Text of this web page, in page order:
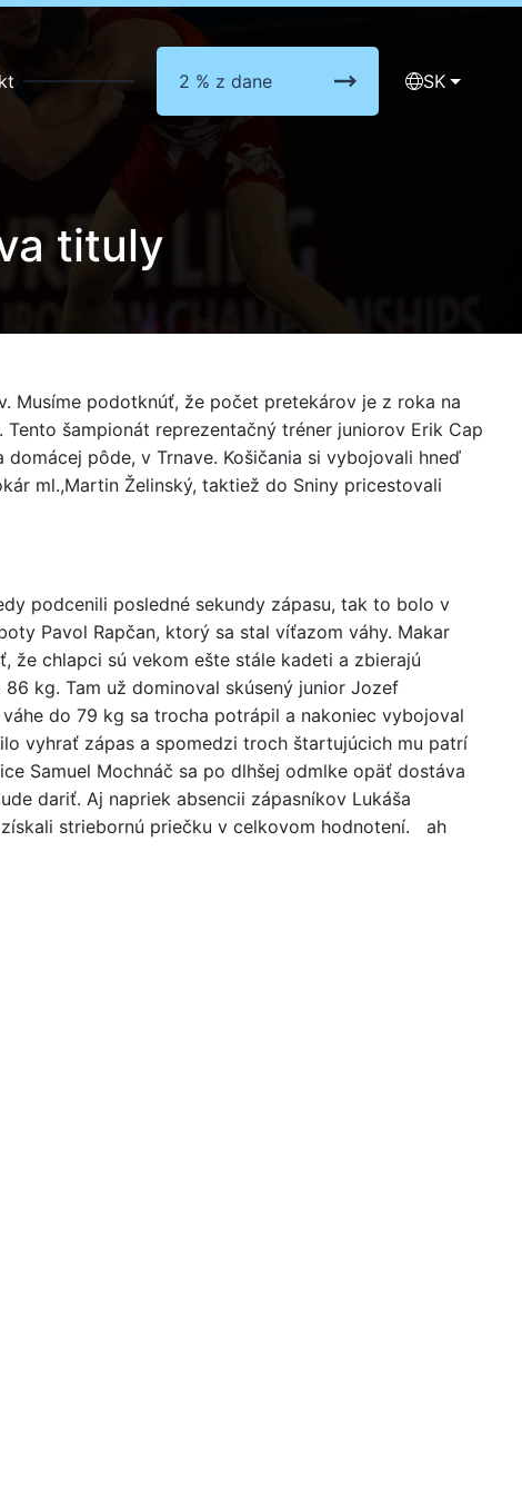
SK
2 % z dane
tituly
Musíme podotknúť, že počet pretekárov je z roka na
šampionát reprezentačný tréner juniorov Erik Cap
pôde, v Trnave. Košičania si vybojovali hneď
ml.,Martin Želinský, taktiež do Sniny pricestovali
podcenili posledné sekundy zápasu, tak to bolo v
Pavol Rapčan, ktorý sa stal víťazom váhy. Makar
chlapci sú vekom ešte stále kadeti a zbierajú
kg. Tam už dominoval skúsený junior Jozef
do 79 kg sa trocha potrápil a nakoniec vybojoval
vyhrať zápas a spomedzi troch štartujúcich mu patrí
Samuel Mochnáč sa po dlhšej odmlke opäť dostáva
dariť. Aj napriek absencii zápasníkov Lukáša
získali striebornú priečku v celkovom hodnotení. ah